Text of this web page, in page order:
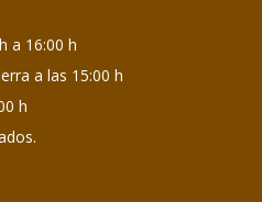
a 16:00 h
a las 15:00 h
h